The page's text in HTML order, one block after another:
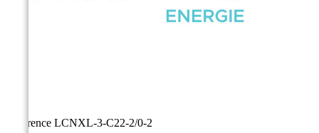
Référence LCNXL-3-C22-2/0-2